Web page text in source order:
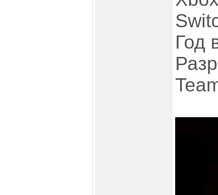
Год